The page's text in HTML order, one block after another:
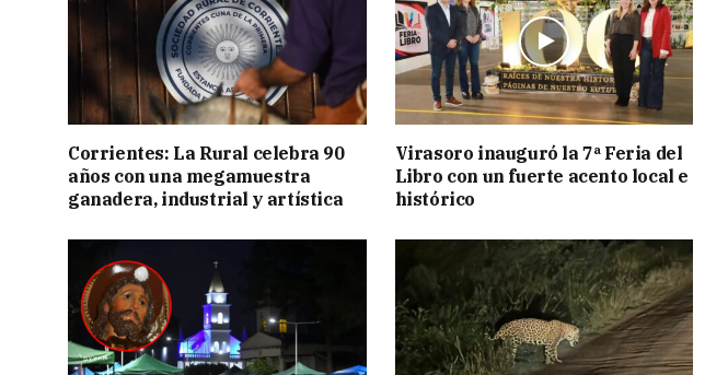
Corrientes: La Rural celebra 90
años con una megamuestra
ganadera, industrial y artística
Virasoro inauguró la 7ª Feria del
Libro con un fuerte acento local e
histórico